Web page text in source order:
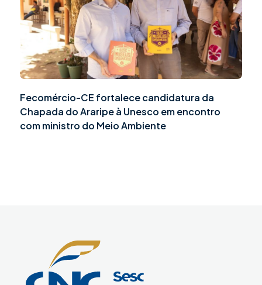
Fecomércio-CE fortalece candidatura da
Chapada do Araripe à Unesco em encontro
com ministro do Meio Ambiente